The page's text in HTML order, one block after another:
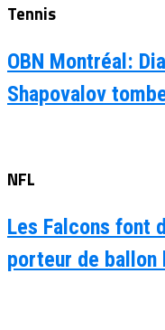
Tennis
OBN Montréal:
Shapovalov
NFL
Les Falcons font
porteur de ballon